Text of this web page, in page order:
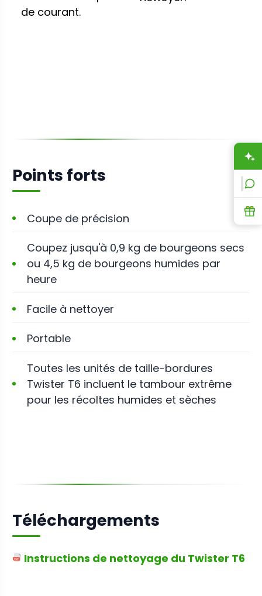
de courant.
Points forts
Coupe de précision
Coupez jusqu'à 0,9 kg de bourgeons secs
ou 4,5 kg de bourgeons humides par
heure
Facile à nettoyer
Portable
Toutes les unités de taille-bordures
Twister T6 incluent le tambour extrême
pour les récoltes humides et sèches
Téléchargements
Instructions de nettoyage du Twister T6